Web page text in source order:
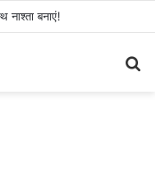
बनाएं!